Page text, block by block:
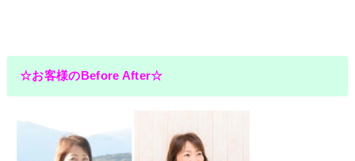
☆お客様のBefore After☆